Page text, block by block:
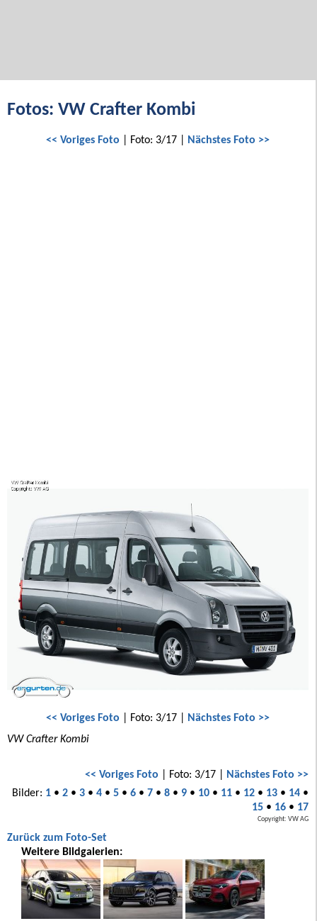
Fotos: VW Crafter Kombi
<< Voriges Foto | Foto: 3/17 | Nächstes Foto >>
<< Voriges Foto | Foto: 3/17 | Nächstes Foto >>
VW Crafter Kombi
<< Voriges Foto | Foto: 3/17 | Nächstes Foto >>
Bilder: 1• 2• 3• 4• 5• 6• 7• 8• 9• 10• 11• 12• 13• 14•
15• 16• 17
Copyright: VW AG
Zurück zum Foto-Set
Weitere Bildgalerien: